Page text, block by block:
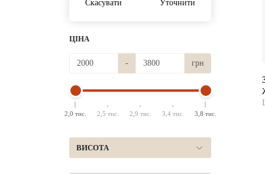
Скасувати Уточнити
ЦІНА
- грн
2,0 тис. 2,5 тис. 2,9 тис. 3,4 тис. 3,8 тис.
ВИСОТА